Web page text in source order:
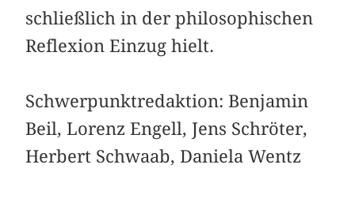
schließlich in der philosophischen
Reflexion Einzug hielt.
Schwerpunktredaktion: Benjamin
Beil, Lorenz Engell, Jens Schröter,
Herbert Schwaab, Daniela Wentz